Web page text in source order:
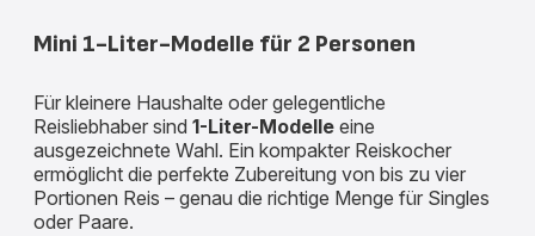
Mini 1-Liter-Modelle für 2 Personen
Für kleinere Haushalte oder gelegentliche
Reisliebhaber sind 1-Liter-Modelle eine
ausgezeichnete Wahl. Ein kompakter Reiskocher
ermöglicht die perfekte Zubereitung von bis zu vier
Portionen Reis – genau die richtige Menge für Singles
oder Paare.